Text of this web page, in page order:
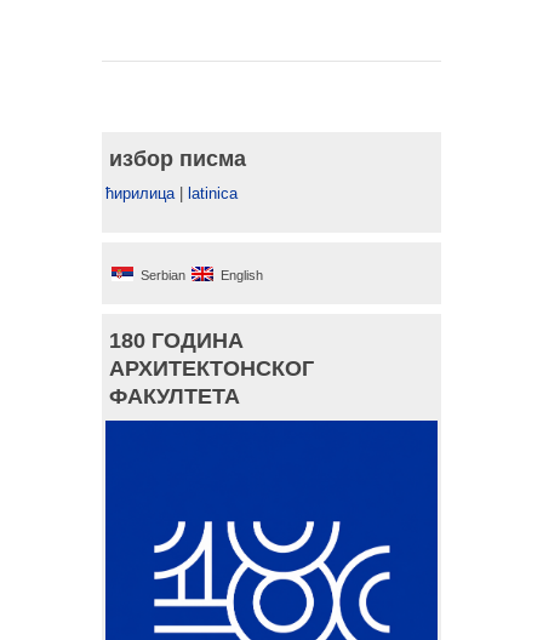
избор писма
ћирилица | latinica
Serbian English
180 ГОДИНА
АРХИТЕКТОНСКОГ
ФАКУЛТЕТА